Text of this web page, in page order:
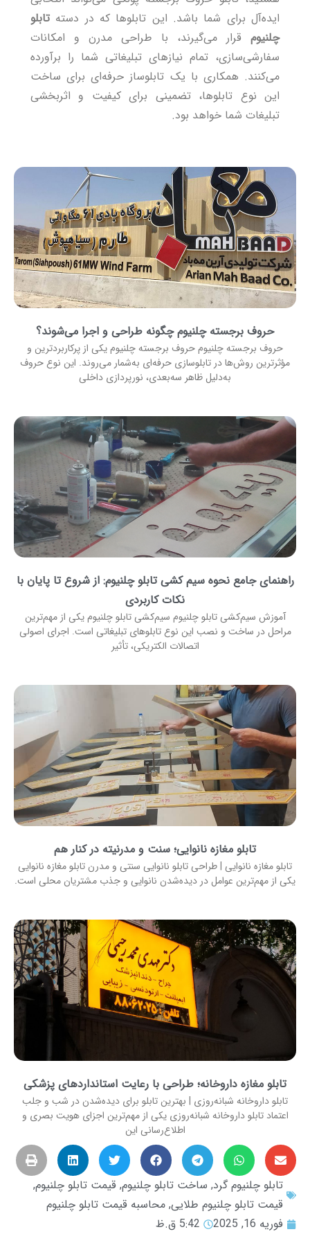
ایده‌آل برای شما باشد. این تابلوها که در دسته تابلو
چلنیوم قرار می‌گیرند، با طراحی مدرن و امکانات
سفارشی‌سازی، تمام نیازهای تبلیغاتی شما را برآورده
می‌کنند. همکاری با یک تابلوساز حرفه‌ای برای ساخت
این نوع تابلوها، تضمینی برای کیفیت و اثربخشی
تبلیغات شما خواهد بود.
حروف برجسته چلنیوم چگونه طراحی و اجرا می‌شوند؟
حروف برجسته چلنیوم حروف برجسته چلنیوم یکی از پرکاربردترین و
مؤثرترین روش‌ها در تابلوسازی حرفه‌ای به‌شمار می‌روند. این نوع حروف
به‌دلیل ظاهر سه‌بعدی، نورپردازی داخلی
راهنمای جامع نحوه سیم کشی تابلو چلنیوم: از شروع تا پایان با
نکات کاربردی
آموزش سیم‌کشی تابلو چلنیوم سیم‌کشی تابلو چلنیوم یکی از مهم‌ترین
مراحل در ساخت و نصب این نوع تابلوهای تبلیغاتی است. اجرای اصولی
اتصالات الکتریکی، تأثیر
تابلو مغازه نانوایی؛ سنت و مدرنیته در کنار هم
تابلو مغازه نانوایی | طراحی تابلو نانوایی سنتی و مدرن تابلو مغازه نانوایی
یکی از مهم‌ترین عوامل در دیده‌شدن نانوایی و جذب مشتریان محلی است.
تابلو مغازه داروخانه؛ طراحی با رعایت استانداردهای پزشکی
تابلو داروخانه شبانه‌روزی | بهترین تابلو برای دیده‌شدن در شب و جلب
اعتماد تابلو داروخانه شبانه‌روزی یکی از مهم‌ترین اجزای هویت بصری و
اطلاع‌رسانی این
تابلو چلنیوم گرد, ساخت تابلو چلنیوم, قیمت تابلو چلنیوم,
قیمت تابلو چلنیوم طلایی, محاسبه قیمت تابلو چلنیوم
فوریه 16, 2025
5:42 ق.ظ